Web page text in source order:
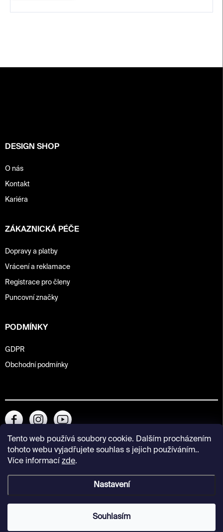
Tento web používá soubory cookie. Dalším procházením
tohoto webu vyjadřujete souhlas s jejich používáním..
Více informací zde.
Nastavení
Souhlasím
DESIGN SHOP
O nás
Kontakt
Kariéra
ZÁKAZNICKÁ PÉČE
Dopravy a platby
Vrácení a reklamace
Registrace pro členy
Puncovní značky
PODMÍNKY
GDPR
Obchodní podmínky
Copyright 2026Kunsthalle Praha Design Shop. Všechna práva
vyhrazena.